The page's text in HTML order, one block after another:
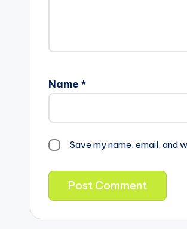
Name *
Save my name, email, and